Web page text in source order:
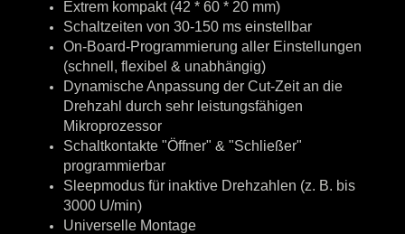
Extrem kompakt (42 * 60 * 20 mm)
Schaltzeiten von 30-150 ms einstellbar
On-Board-Programmierung aller Einstellungen
(schnell, flexibel & unabhängig)
Dynamische Anpassung der Cut-Zeit an die
Drehzahl durch sehr leistungsfähigen
Mikroprozessor
Schaltkontakte "Öffner" & "Schließer"
programmierbar
Sleepmodus für inaktive Drehzahlen (z. B. bis
3000 U/min)
Universelle Montage